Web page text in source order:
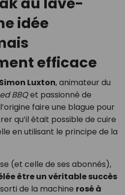
idée
efficace
Simon Luxton, animateur du
BBQet passionné de
faire une blague pour
qu’il était possible de cuire
en utilisant le principe de la
(et celle de ses abonnés),
être un véritable succès
de la machine rosé à